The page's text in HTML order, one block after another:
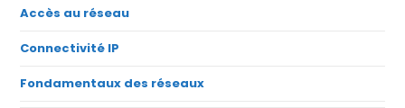
Accès au réseau
Connectivité IP
Fondamentaux des réseaux